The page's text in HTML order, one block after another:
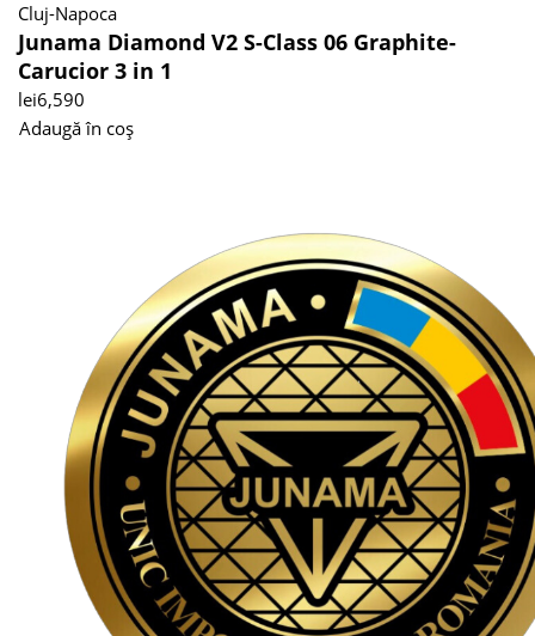
Junama Diamond V2 S-Class 06 Graphite-
Carucior 3 in 1
lei6,590
Adaugă în coș